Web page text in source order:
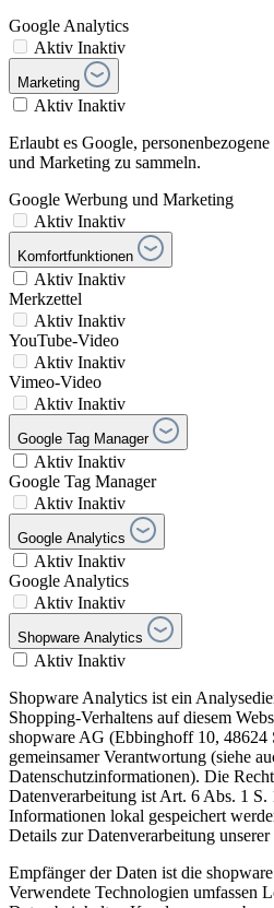
Google Analytics
Aktiv Inaktiv
Marketing
Aktiv Inaktiv
Erlaubt es Google,
und Marketing zu sammeln.
Google Werbung und Marketing
Aktiv Inaktiv
Komfortfunktionen
Aktiv Inaktiv
Merkzettel
Aktiv Inaktiv
YouTube-Video
Aktiv Inaktiv
Vimeo-Video
Aktiv Inaktiv
Google Tag Manager
Aktiv Inaktiv
Google Tag Manager
Aktiv Inaktiv
Google Analytics
Aktiv Inaktiv
Google Analytics
Aktiv Inaktiv
Shopware Analytics
Aktiv Inaktiv
Shopware Analytics ist ein
Shopping-Verhaltens auf diesem
shopware AG (Ebbinghoff 10, 48624
gemeinsamer Verantwortung (siehe
Datenschutzinformationen). Die
Datenverarbeitung ist Art. 6 Abs. 1
Informationen lokal gespeichert
Details zur Datenverarbeitung
Empfänger der Daten ist die
Verwendete Technologien umfassen